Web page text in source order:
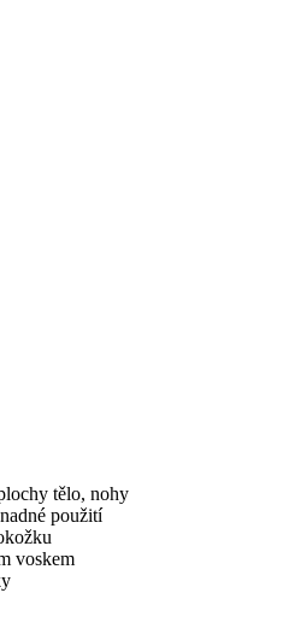
tělo, nohy
použití
voskem